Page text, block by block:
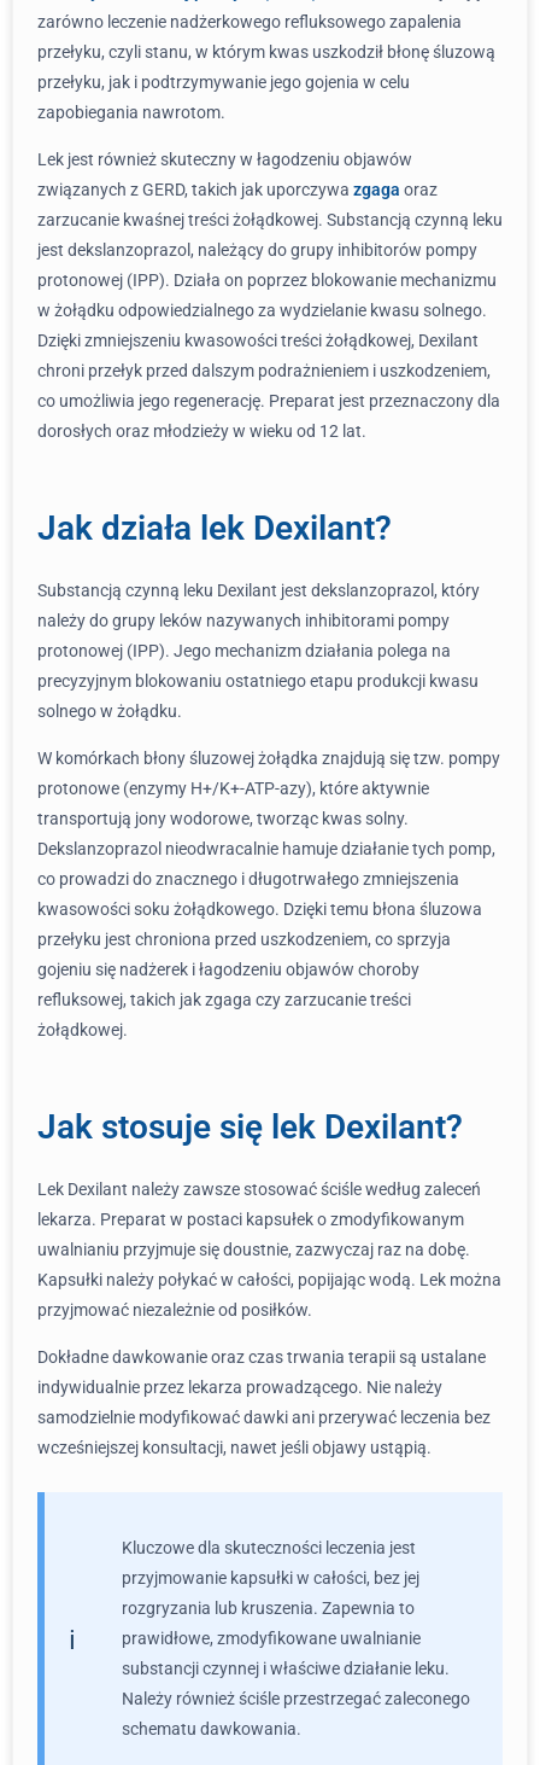
zarówno leczenie nadżerkowego refluksowego zapalenia
przełyku, czyli stanu, w którym kwas uszkodził błonę śluzową
przełyku, jak i podtrzymywanie jego gojenia w celu
zapobiegania nawrotom.
Lek jest również skuteczny w łagodzeniu objawów
związanych z GERD, takich jak uporczywa zgaga oraz
zarzucanie kwaśnej treści żołądkowej. Substancją czynną leku
jest dekslanzoprazol, należący do grupy inhibitorów pompy
protonowej (IPP). Działa on poprzez blokowanie mechanizmu
w żołądku odpowiedzialnego za wydzielanie kwasu solnego.
Dzięki zmniejszeniu kwasowości treści żołądkowej, Dexilant
chroni przełyk przed dalszym podrażnieniem i uszkodzeniem,
co umożliwia jego regenerację. Preparat jest przeznaczony dla
dorosłych oraz młodzieży w wieku od 12 lat.
Jak działa lek Dexilant?
Substancją czynną leku Dexilant jest dekslanzoprazol, który
należy do grupy leków nazywanych inhibitorami pompy
protonowej (IPP). Jego mechanizm działania polega na
precyzyjnym blokowaniu ostatniego etapu produkcji kwasu
solnego w żołądku.
W komórkach błony śluzowej żołądka znajdują się tzw. pompy
protonowe (enzymy H+/K+-ATP-azy), które aktywnie
transportują jony wodorowe, tworząc kwas solny.
Dekslanzoprazol nieodwracalnie hamuje działanie tych pomp,
co prowadzi do znacznego i długotrwałego zmniejszenia
kwasowości soku żołądkowego. Dzięki temu błona śluzowa
przełyku jest chroniona przed uszkodzeniem, co sprzyja
gojeniu się nadżerek i łagodzeniu objawów choroby
refluksowej, takich jak zgaga czy zarzucanie treści
żołądkowej.
Jak stosuje się lek Dexilant?
Lek Dexilant należy zawsze stosować ściśle według zaleceń
lekarza. Preparat w postaci kapsułek o zmodyfikowanym
uwalnianiu przyjmuje się doustnie, zazwyczaj raz na dobę.
Kapsułki należy połykać w całości, popijając wodą. Lek można
przyjmować niezależnie od posiłków.
Dokładne dawkowanie oraz czas trwania terapii są ustalane
indywidualnie przez lekarza prowadzącego. Nie należy
samodzielnie modyfikować dawki ani przerywać leczenia bez
wcześniejszej konsultacji, nawet jeśli objawy ustąpią.
Kluczowe dla skuteczności leczenia jest
przyjmowanie kapsułki w całości, bez jej
rozgryzania lub kruszenia. Zapewnia to
prawidłowe, zmodyfikowane uwalnianie
substancji czynnej i właściwe działanie leku.
Należy również ściśle przestrzegać zaleconego
schematu dawkowania.